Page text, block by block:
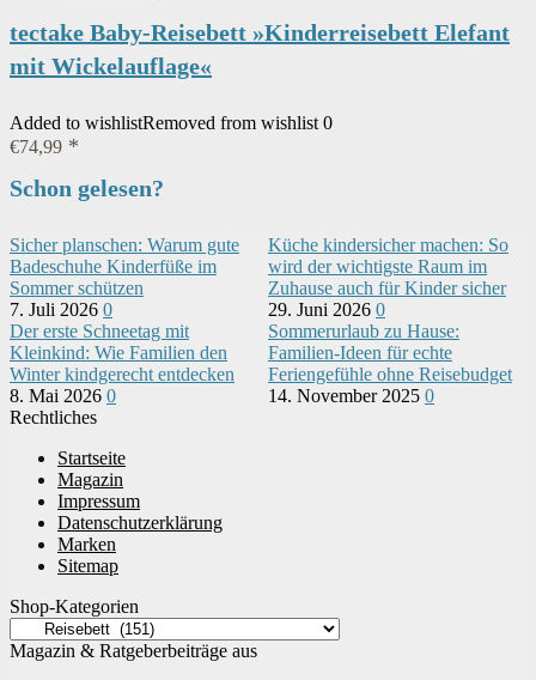
tectake Baby-Reisebett »Kinderreisebett Elefant
mit Wickelauflage«
Added to wishlistRemoved from wishlist 0
€74,99
Schon gelesen?
Sicher planschen: Warum gute
Badeschuhe Kinderfüße im
Sommer schützen
7. Juli 2026 0
Küche kindersicher machen: So
wird der wichtigste Raum im
Zuhause auch für Kinder sicher
29. Juni 2026 0
Der erste Schneetag mit
Kleinkind: Wie Familien den
Winter kindgerecht entdecken
8. Mai 2026 0
Sommerurlaub zu Hause:
Familien-Ideen für echte
Feriengefühle ohne Reisebudget
14. November 2025 0
Rechtliches
Startseite
Magazin
Impressum
Datenschutzerklärung
Marken
Sitemap
Shop-Kategorien
Magazin & Ratgeberbeiträge aus